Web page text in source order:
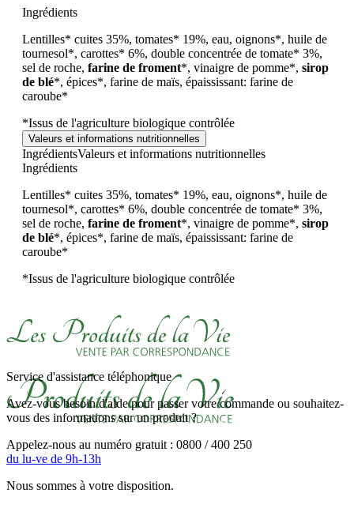
Ingrédients
Lentilles* cuites 35%, tomates* 19%, eau, oignons*, huile de
tournesol*, carottes* 6%, double concentrée de tomate* 3%,
sel de roche, farine de froment*, vinaigre de pomme*, sirop
de blé*, épices*, farine de maïs, épaississant: farine de
caroube*
*Issus de l'agriculture biologique contrôlée
Valeurs et informations nutritionnelles
IngrédientsValeurs et informations nutritionnelles
Ingrédients
Lentilles* cuites 35%, tomates* 19%, eau, oignons*, huile de
tournesol*, carottes* 6%, double concentrée de tomate* 3%,
sel de roche, farine de froment*, vinaigre de pomme*, sirop
de blé*, épices*, farine de maïs, épaississant: farine de
caroube*
*Issus de l'agriculture biologique contrôlée
Service d'assistance téléphonique
Avez-vous besoin d'aide pour passer votre commande ou souhaitez-
vous des informations sur un produit ?
Appelez-nous au numéro gratuit : 0800 / 400 250
du lu-ve de 9h-13h
Nous sommes à votre disposition.